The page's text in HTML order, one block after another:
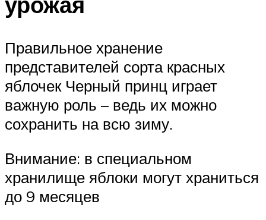
Правильное хранение
представителей сорта красных
яблочек Черный принц играет
важную роль – ведь их можно
сохранить на всю зиму.
Внимание: в специальном
хранилище яблоки могут храниться
до 9 месяцев